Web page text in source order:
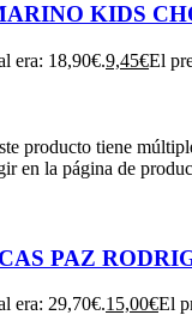
KIDS
era: 18,90€.9,45€El
producto tiene
en la página de
PAZ
era: 29,70€.15,00€El